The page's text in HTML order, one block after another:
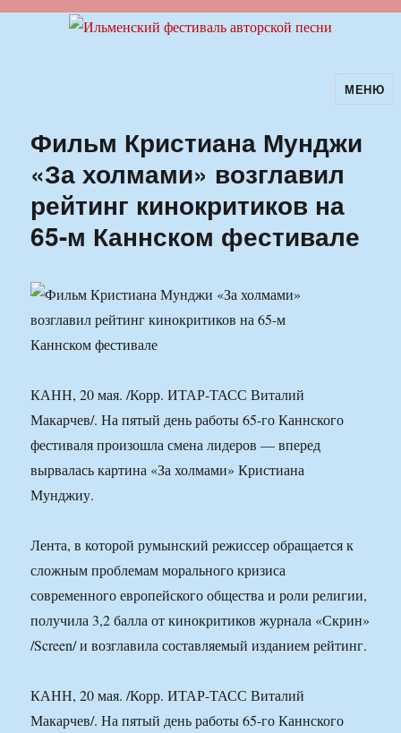
Ильменский фестиваль авторскойМЕНЮ
Фильм Кристиана Мунджи
«За холмами» возглавил
рейтинг кинокритиков на
65-м Каннском фестивале
КАНН, 20 мая. /Корр. ИТАР-ТАСС Виталий
Макарчев/. На пятый день работы 65-го Каннского
фестиваля произошла смена лидеров — вперед
вырвалась картина «За холмами» Кристиана
Мунджиу.
Лента, в которой румынский режиссер обращается к
сложным проблемам морального кризиса
современного европейского общества и роли религии,
получила 3,2 балла от кинокритиков журнала «Скрин»
/Screen/ и возглавила составляемый изданием рейтинг.
КАНН, 20 мая. /Корр. ИТАР-ТАСС Виталий
Макарчев/. На пятый день работы 65-го Каннского